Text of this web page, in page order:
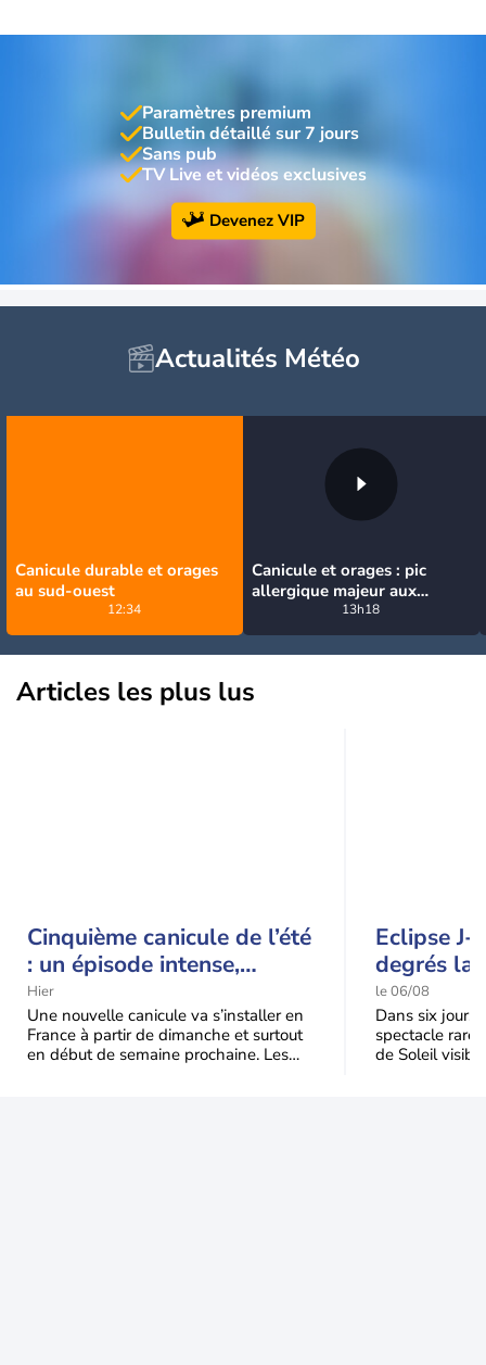
Paramètres premium
Bulletin détaillé sur 7 jours
Sans pub
TV Live et vidéos exclusives
Devenez VIP
Actualités Météo
Canicule durable et orages
au sud-ouest
12:34
Canicule et orages : pic
allergique majeur aux
urticacées sur la moitié nord
13h18
Articles les plus lus
Cinquième canicule de l’été
: un épisode intense,
durable et étendu la
semaine prochaine
Hier
Une nouvelle canicule va s’installer en
France à partir de dimanche et surtout
en début de semaine prochaine. Les
Eclipse J-
degrés la
t-elle
l'éclipse
le 06/08
Dans six
spectacle rare
de Soleil